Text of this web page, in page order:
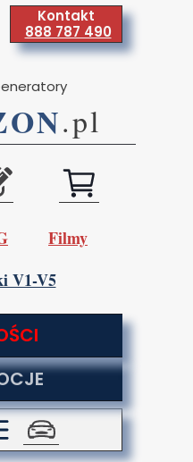
Kontakt
888 787 490
Filmy
.pl
V1-V5